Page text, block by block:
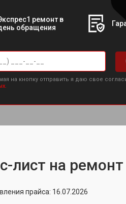
ремонт в
обращения
на кнопку отправить я даю свое
лист на
прайса: 16.07.2026